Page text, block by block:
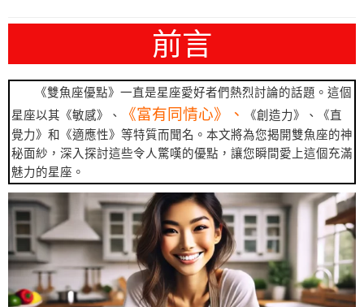
前言
《雙魚座優點》一直是星座愛好者們熱烈討論的話題。這個
星座以其《敏感》、
《富有同情心》、
《創造力》、《直
覺力》和《適應性》等特質而聞名。本文將為您揭開雙魚座的神
秘面紗，深入探討這些令人驚嘆的優點，讓您瞬間愛上這個充滿
魅力的星座。